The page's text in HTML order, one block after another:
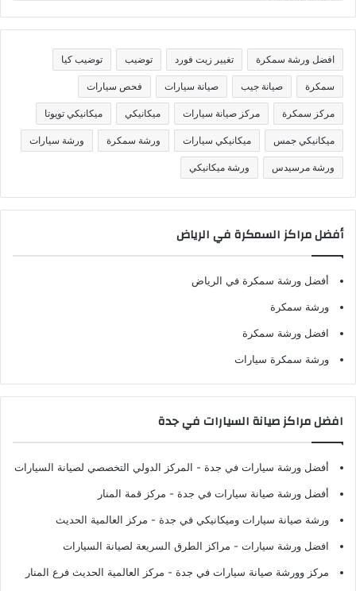
ن
ف
ا
افضل ورشة سمكرة تغيير زيت فورد توضيب توضيب كيا
سمكرة صيانة جيب صيانة سيارات فحص سيارات
مركز سمكرة مركز صيانة سيارات ميكانيكي ميكانيكي تويوتا
ميكانيكي جمس ميكانيكي سيارات ورشة سمكرة ورشة سيارات
ورشة مرسيدس ورشة ميكانيكي
أفضل مراكز السمكرة في الرياض
أفضل ورشة سمكرة في الرياض
ورشة سمكرة
افضل ورشة سمكرة
ورشة سمكرة سيارات
افضل مراكز صيانة السيارات في جدة
أفضل ورشة سيارات في جدة - المركز الدولي التخصصي لصيانة السيارات
أفضل ورشة صيانة سيارات في جدة - مركز قمة المنار
ورشة صيانة سيارات وميكانيكي في جدة - مركز العالمية الحديث
افضل ورشة سيارات - مراكز الطرق السريعة لصيانة السيارات
مركز وورشة صيانة سيارات في جدة - مركز العالمية الحديث فرع المنار